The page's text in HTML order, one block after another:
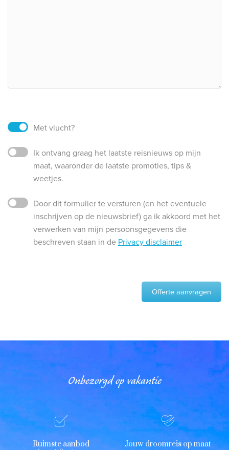
Met vlucht?
Ik ontvang graag het laatste reisnieuws op mijn
maat, waaronder de laatste promoties, tips &
weetjes.
Door dit formulier te versturen (en het eventuele
inschrijven op de nieuwsbrief) ga ik akkoord met het
verwerken van mijn persoonsgegevens die
beschreven staan in de Privacy disclaimer
Offerte aanvragen
Onbezorgd op vakantie
Ruimste aanbod
Jouw droomreis op maat